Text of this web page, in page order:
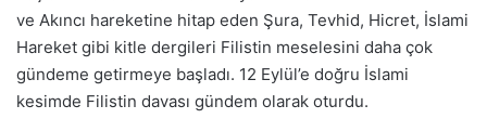
ve Akıncı hareketine hitap eden Şura, Tevhid, Hicret, İslami
Hareket gibi kitle dergileri Filistin meselesini daha çok
gündeme getirmeye başladı. 12 Eylül’e doğru İslami
kesimde Filistin davası gündem olarak oturdu.